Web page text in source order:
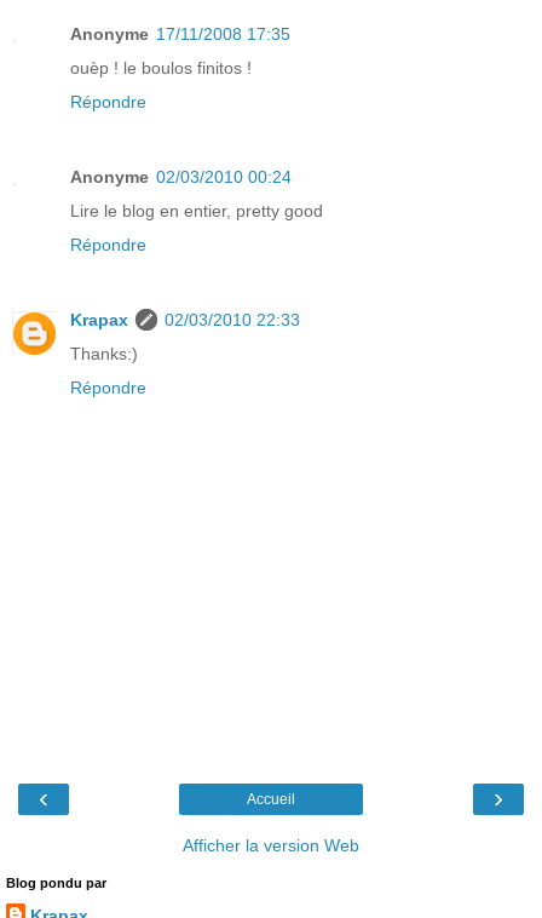
Anonyme 17/11/2008 17:35
ouèp ! le boulos finitos !
Répondre
Anonyme 02/03/2010 00:24
Lire le blog en entier, pretty good
Répondre
Krapax
02/03/2010 22:33
Thanks:)
Répondre
‹ ›
Accueil
Afficher la version Web
Blog pondu par